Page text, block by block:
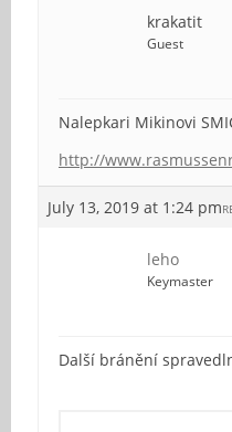
krakatit
Guest
Nalepkari Mikinovi
http://
July 13, 2019 at 1:24 pm
leho
Keymaster
Další bránění